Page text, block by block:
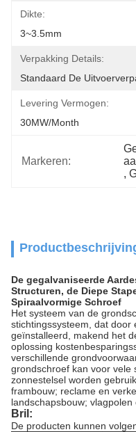
Dikte:
3~3.5mm
Verpakking Details:
Standaard De
Levering Vermogen:
30MW/month
Markeren:
,
De gegalvaniseerde
Structuren, de Diepe
Spiraalvormige Schroef
Het systeem van de
stichtingssysteem, dat door
geïnstalleerd, makend het
oplossing
verschillende
grondschroef kan voor vele
zonnestelsel worden
frambouw; reclame en
landschapsbouw; vlagpolen
Bril:
De producten kunnen